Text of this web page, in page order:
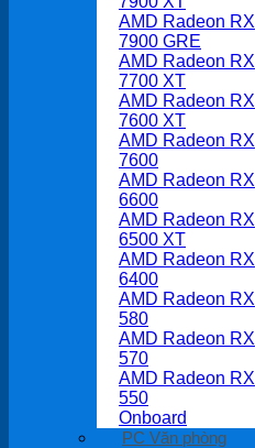
AMD Radeon RX
7900 GRE
AMD Radeon RX
7700 XT
AMD Radeon RX
7600 XT
AMD Radeon RX
7600
AMD Radeon RX
6600
AMD Radeon RX
6500 XT
AMD Radeon RX
6400
AMD Radeon RX
580
AMD Radeon RX
570
AMD Radeon RX
550
Onboard
PC Văn phòng